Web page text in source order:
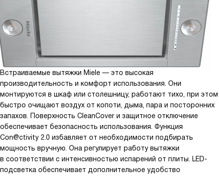
Встраиваемые вытяжки Miele — это высокая
производительность и комфорт использования. Они
монтируются в шкаф или столешницу, работают тихо, при этом
быстро очищают воздух от копоти, дыма, пара и посторонних
запахов. Поверхность CleanCover и защитное отключение
обеспечивает безопасность использования. Функция
Con@ctivity 2.0 избавляет от необходимости подбирать
мощность вручную. Она регулирует работу вытяжки
в соответствии с интенсивностью испарений от плиты. LED-
подсветка обеспечивает дополнительное удобство